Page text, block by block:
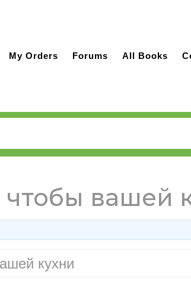
My Orders Forums All Books
вашей
кухни